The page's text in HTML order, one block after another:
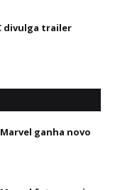
divulga trailer
Marvel ganha novo